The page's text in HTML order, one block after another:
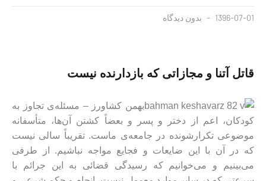
1396-07-01 بدون دیدگاه
قاتل آتنا و مجازاتی که بازدارنده نیست
بهمن کشاورز – مسئله‌ی تجاوز به
کودکان، اعم از دختر و پسر و بعضاً کشتن آن‌ها، متأسفانه
موضوعی تکرارشونده در جامعه‌ی ماست. تقریباً سالی نیست
که در آن با این ضایعات و فجایع مواجه نباشیم. از طرفی
می‌بینیم و می‌خوانیم که رسیدگی قضائی به این جرائم با